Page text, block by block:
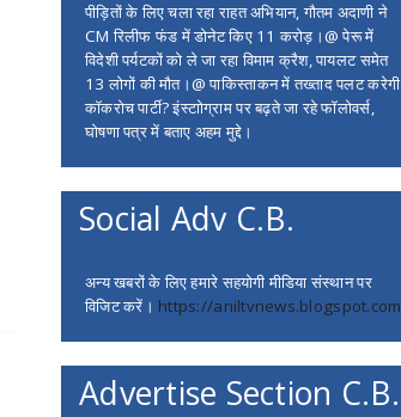
पीड़ितों के लिए चला रहा राहत अभियान, गौतम अदाणी ने
CM रिलीफ फंड में डोनेट किए 11 करोड़।@ पेरू में
विदेशी पर्यटकों को ले जा रहा विमाम क्रैश, पायलट समेत
13 लोगों की मौत।@ पाकिस्ताकन में तख्ताद पलट करेगी
कॉकरोच पार्टी? इंस्टाोग्राम पर बढ़ते जा रहे फॉलोवर्स,
घोषणा पत्र में बताए अहम मुद्दे।
Social Adv C.B.
अन्य खबरों के लिए हमारे सहयोगी मीडिया संस्थान पर
विजिट करें। https://aniltvnews.blogspot.com
Advertise Section C.B.